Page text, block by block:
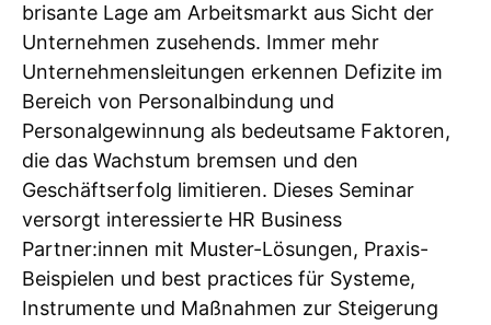
brisante Lage am Arbeitsmarkt aus Sicht der
Unternehmen zusehends. Immer mehr
Unternehmensleitungen erkennen Defizite im
Bereich von Personalbindung und
Personalgewinnung als bedeutsame Faktoren,
die das Wachstum bremsen und den
Geschäftserfolg limitieren. Dieses Seminar
versorgt interessierte HR Business
Partner:innen mit Muster-Lösungen, Praxis-
Beispielen und best practices für Systeme,
Instrumente und Maßnahmen zur Steigerung